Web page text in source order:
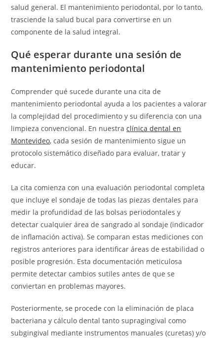
salud general. El mantenimiento periodontal, por lo tanto,
trasciende la salud bucal para convertirse en un
componente de la salud integral.
Qué esperar durante una sesión de
mantenimiento periodontal
Comprender qué sucede durante una cita de
mantenimiento periodontal ayuda a los pacientes a valorar
la complejidad del procedimiento y su diferencia con una
limpieza convencional. En nuestraclínica dental en
Montevideo, cada sesión de mantenimiento sigue un
protocolo sistemático diseñado para evaluar, tratar y
educar.
La cita comienza con una evaluación periodontal completa
que incluye el sondaje de todas las piezas dentales para
medir la profundidad de las bolsas periodontales y
detectar cualquier área de sangrado al sondaje (indicador
de inflamación activa). Se comparan estas mediciones con
registros anteriores para identificar áreas de estabilidad o
posible progresión. Esta documentación meticulosa
permite detectar cambios sutiles antes de que se
conviertan en problemas mayores.
Posteriormente, se procede con la eliminación de placa
bacteriana y cálculo dental tanto supragingival como
subgingival mediante instrumentos manuales (curetas) y/o